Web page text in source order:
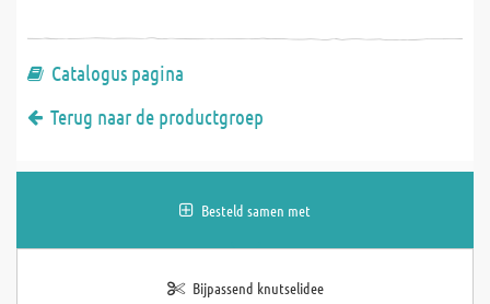
Catalogus pagina
Terug naar de productgroep
Besteld samen met
Bijpassend knutselidee